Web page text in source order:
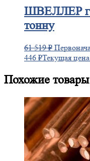
ШВЕЛЛЕР
тонну
61 519₽
446 ₽Текущая
Похожие товары